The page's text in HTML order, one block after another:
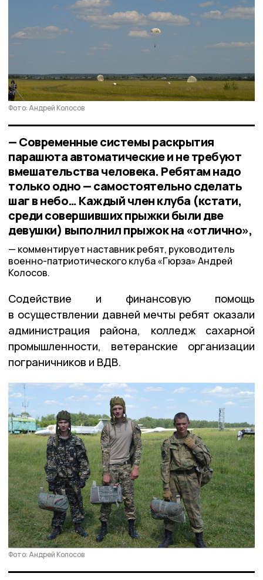
Фото: Андрей Колосов
— Современные системы раскрытия
парашюта автоматические и не требуют
вмешательства человека. Ребятам надо
только одно — самостоятельно сделать
шаг в небо… Каждый член клуба (кстати,
среди совершивших прыжки были две
девушки) выполнил прыжок на «отлично»,
комментирует наставник ребят, руководитель
военно-патриотического клуба «Гюрза» Андрей
Колосов.
Содействие и финансовую помощь
в осуществлении давней мечты ребят оказали
администрация района, колледж сахарной
промышленности, ветеранские организации
пограничников и ВДВ.
Фото: Андрей Колосов